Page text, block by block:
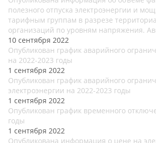
полезного отпуска электроэнергии и
тарифным группам в разрезе
организаций по уровням напряжения.
10 сентября 2022
Опубликован график аварийного
на 2022-2023 годы
1 сентября 2022
Опубликован график аварийного
электроэнергии на 2022-2023 годы
1 сентября 2022
Опубликован график временного
годы
1 сентября 2022
Опубликована информация о цене на